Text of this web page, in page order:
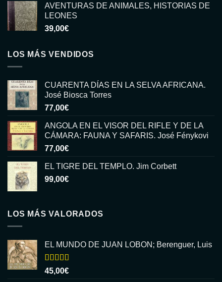
AVENTURAS DE ANIMALES, HISTORIAS DE
LEONES
39,00€
LOS MÁS VENDIDOS
CUARENTA DÍAS EN LA SELVA AFRICANA.
José Biosca Torres
77,00€
ANGOLA EN EL VISOR DEL RIFLE Y DE LA
CÁMARA: FAUNA Y SAFARIS. José Fénykovi
77,00€
EL TIGRE DEL TEMPLO. Jim Corbett
99,00€
LOS MÁS VALORADOS
EL MUNDO DE JUAN LOBON; Berenguer, Luis
Valorado
con
45,00€